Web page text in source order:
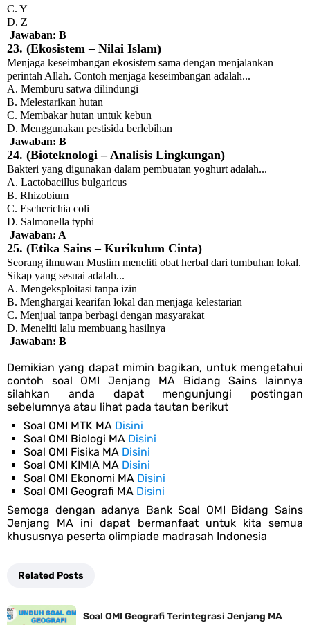
C. Y
D. Z
Jawaban: B
23. (Ekosistem – Nilai Islam)
Menjaga keseimbangan ekosistem sama dengan menjalankan
perintah Allah. Contoh menjaga keseimbangan adalah...
A. Memburu satwa dilindungi
B. Melestarikan hutan
C. Membakar hutan untuk kebun
D. Menggunakan pestisida berlebihan
Jawaban: B
24. (Bioteknologi – Analisis Lingkungan)
Bakteri yang digunakan dalam pembuatan yoghurt adalah...
A. Lactobacillus bulgaricus
B. Rhizobium
C. Escherichia coli
D. Salmonella typhi
Jawaban: A
25. (Etika Sains – Kurikulum Cinta)
Seorang ilmuwan Muslim meneliti obat herbal dari tumbuhan lokal.
Sikap yang sesuai adalah...
A. Mengeksploitasi tanpa izin
B. Menghargai kearifan lokal dan menjaga kelestarian
C. Menjual tanpa berbagi dengan masyarakat
D. Meneliti lalu membuang hasilnya
Jawaban: B
Demikian yang dapat mimin bagikan, untuk mengetahui
contoh soal OMI Jenjang MA Bidang Sains lainnya
silahkan anda dapat mengunjungi postingan
sebelumnya atau lihat pada tautan berikut
Soal OMI MTK MA Disini
Soal OMI Biologi MA Disini
Soal OMI Fisika MA Disini
Soal OMI KIMIA MA Disini
Soal OMI Ekonomi MA Disini
Soal OMI Geografi MA Disini
Semoga dengan adanya Bank Soal OMI Bidang Sains
Jenjang MA ini dapat bermanfaat untuk kita semua
khususnya peserta olimpiade madrasah Indonesia
Related Posts
Soal OMI Geografi Terintegrasi Jenjang MA